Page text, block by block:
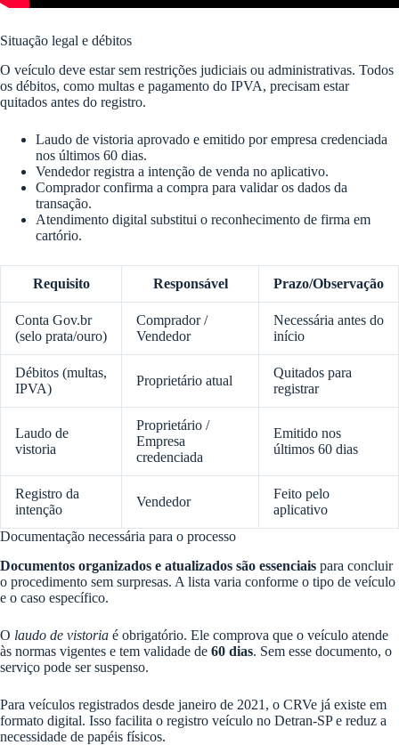
Situação legal e débitos
O veículo deve estar sem restrições judiciais ou administrativas. Todos
os débitos, como multas e pagamento do IPVA, precisam estar
quitados antes do registro.
Laudo de vistoria aprovado e emitido por empresa credenciada
nos últimos 60 dias.
Vendedor registra a intenção de venda no aplicativo.
Comprador confirma a compra para validar os dados da
transação.
Atendimento digital substitui o reconhecimento de firma em
cartório.
Requisito Responsável Prazo/Observação
Conta Gov.br
(selo prata/ouro)
Comprador /
Vendedor
Necessária antes do
início
Débitos (multas,
IPVA)
Proprietário atual
Quitados para
registrar
Laudo de
vistoria
Proprietário /
Empresa
credenciada
Emitido nos
últimos 60 dias
Registro da
intenção
Vendedor
Feito pelo
aplicativo
Documentação necessária para o processo
Documentos organizados e atualizados são essenciais para concluir
o procedimento sem surpresas. A lista varia conforme o tipo de veículo
e o caso específico.
O laudo de vistoria é obrigatório. Ele comprova que o veículo atende
às normas vigentes e tem validade de 60 dias. Sem esse documento, o
serviço pode ser suspenso.
Para veículos registrados desde janeiro de 2021, o CRVe já existe em
formato digital. Isso facilita o registro veículo no Detran-SP e reduz a
necessidade de papéis físicos.